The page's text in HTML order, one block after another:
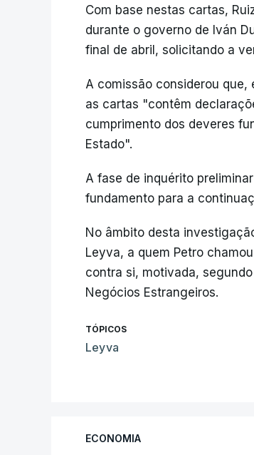
Com base nestas cartas,
durante o governo de Iván
final de abril, solicitando a
A comissão considerou
as cartas "contêm
cumprimento dos deveres
Estado".
A fase de inquérito
fundamento para a
No âmbito desta
Leyva, a quem Petro
contra si, motivada,
Negócios Estrangeiros.
TÓPICOS
Leyva
ECONOMIA